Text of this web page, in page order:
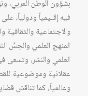
بشؤون الوطن العربي،
فيه إقليمياً ودولياً،
والاجتماعية والثقافية
المنهج العلمي والحِسَّ
العلمي والنشر، وتسعى
عقلانية وموضوعية
وعالمياً، كما تناقش